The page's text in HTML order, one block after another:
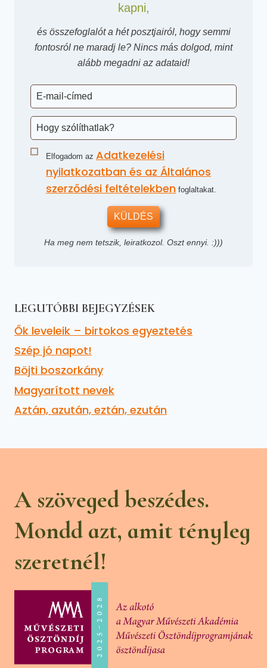
kapni,
és összefoglalót a hét posztjairól, hogy semmi
fontosról ne maradj le? Nincs más dolgod, mint
alább megadni az adataid!
Elfogadom az Adatkezelési
nyilatkozatban és az Általános
szerződési feltételekben foglaltakat.
KÜLDÉS
Ha meg nem tetszik, leiratkozol. Oszt ennyi. :)))
LEGUTÓBBI BEJEGYZÉSEK
Ők leveleik – birtokos egyeztetés
Szép jó napot!
Böjti boszorkány
Magyarított nevek
Aztán, azután, eztán, ezután
A szöveged beszédes.
Mondd azt, amit tényleg
szeretnél!